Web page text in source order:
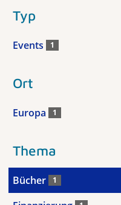
Typ
Events 1
Ort
Europa 1
Thema
Bücher 1